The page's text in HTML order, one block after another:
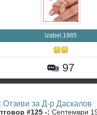
izabel.1985
97
Отзиви за Д-р Даскалов
#125 -: Септември